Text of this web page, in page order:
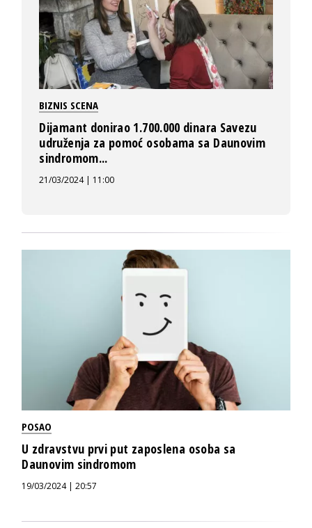
BIZNIS SCENA
Dijamant donirao 1.700.000 dinara Savezu
udruženja za pomoć osobama sa Daunovim
sindromom...
21/03/2024 | 11:00
POSAO
U zdravstvu prvi put zaposlena osoba sa
Daunovim sindromom
19/03/2024 | 20:57